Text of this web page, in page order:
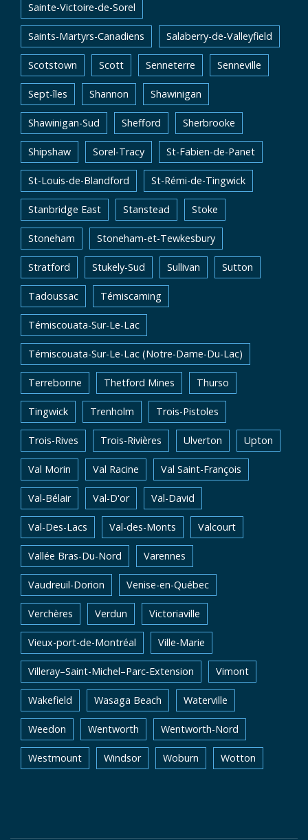
Sainte-Victoire-de-Sorel
Saints-Martyrs-Canadiens Salaberry-de-Valleyfield
Scotstown Scott Senneterre Senneville
Sept-îles Shannon Shawinigan
Shawinigan-Sud Shefford Sherbrooke
Shipshaw Sorel-Tracy St-Fabien-de-Panet
St-Louis-de-Blandford St-Rémi-de-Tingwick
Stanbridge East Stanstead Stoke
Stoneham Stoneham-et-Tewkesbury
Stratford Stukely-Sud Sullivan Sutton
Tadoussac Témiscaming
Témiscouata-Sur-Le-Lac
Témiscouata-Sur-Le-Lac (Notre-Dame-Du-Lac)
Terrebonne Thetford Mines Thurso
Tingwick Trenholm Trois-Pistoles
Trois-Rives Trois-Rivières Ulverton Upton
Val Morin Val Racine Val Saint-François
Val-Bélair Val-D'or Val-David
Val-Des-Lacs Val-des-Monts Valcourt
Vallée Bras-Du-Nord Varennes
Vaudreuil-Dorion Venise-en-Québec
Verchères Verdun Victoriaville
Vieux-port-de-Montréal Ville-Marie
Villeray–Saint-Michel–Parc-Extension Vimont
Wakefield Wasaga Beach Waterville
Weedon Wentworth Wentworth-Nord
Westmount Windsor Woburn Wotton